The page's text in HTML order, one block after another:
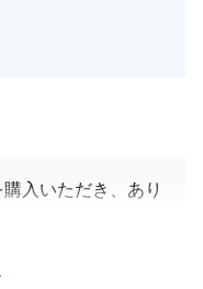
入いただき、あり